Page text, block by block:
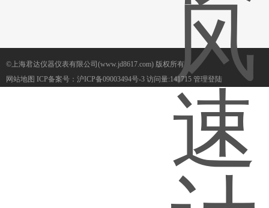
©上海君达仪器仪表有限公司(www.jd8617.com) 版权所有
网站地图 ICP备案号： 沪ICP备09003494号-3 访问量:141715 管理登陆